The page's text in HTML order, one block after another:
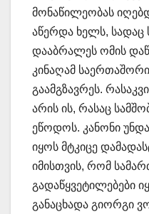
მონაწილეობას
აწერდა ხელს,
დააბრალეს ომის
კინაღამ
გაამგზავრეს.
არის ის, რასაც
ეწოდოს. კანონი
იყოს მტკიცე
იმისთვის, რომ
გადაწყვეტილებები
განაცხადა გიორგი